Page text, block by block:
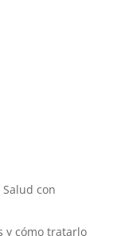
con
y cómo tratarlo